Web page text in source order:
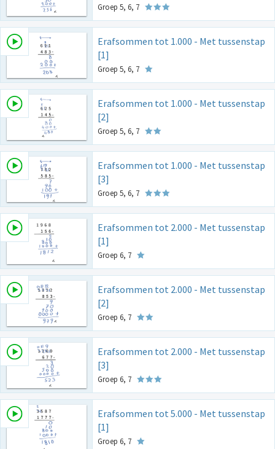
Groep 5, 6, 7
Erafsommen tot 1.000 - Met tussenstap
[1]
Groep 5, 6, 7
Erafsommen tot 1.000 - Met tussenstap
[2]
Groep 5, 6, 7
Erafsommen tot 1.000 - Met tussenstap
[3]
Groep 5, 6, 7
Erafsommen tot 2.000 - Met tussenstap
[1]
Groep 6, 7
Erafsommen tot 2.000 - Met tussenstap
[2]
Groep 6, 7
Erafsommen tot 2.000 - Met tussenstap
[3]
Groep 6, 7
Erafsommen tot 5.000 - Met tussenstap
[1]
Groep 6, 7